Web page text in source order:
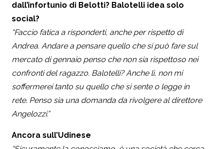
dall’infortunio di Belotti? Balotelli idea solo
social?
“Faccio fatica a risponderti, anche per rispetto di
Andrea. Andare a pensare quello che si può fare sul
mercato di gennaio penso che non sia rispettoso nei
confronti del ragazzo. Balotelli? Anche lì, non mi
soffermerei tanto su quello che si sente o legge in
rete. Penso sia una domanda da rivolgere al direttore
Angelozzi.”
Ancora sull’Udinese